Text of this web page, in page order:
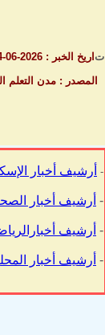
تاريخ الخبر : 2026-06-14
المصدر : مدن التعلم المصرية - وزارة التنمية المحلية والبيئة
- أرشيف أخبار
- أرشيف أخبار
- أرشيف
- أرشيف أخبار